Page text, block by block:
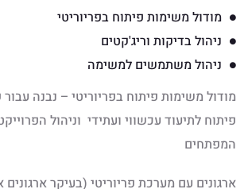
מודול משימות פיתוח בפריוריטי
ניהול בדיקות וריג'קטים
ניהול משתמשים למשימה
מודול משימות פיתוח בפריוריטי – נבנה
פיתוח לתיעוד עכשווי ועתידי וניהול
המפתחים
ארגונים עם מערכת פריוריטי (בעיקר